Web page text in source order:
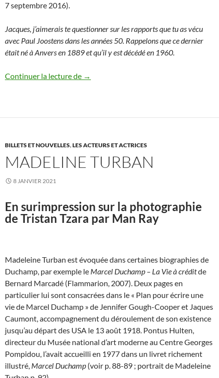
7 septembre 2016).
Jacques, j’aimerais te questionner sur les rapports que tu as vécu
avec Paul Joostens dans les années 50. Rappelons que ce dernier
était né à Anvers en 1889 et qu’il y est décédé en 1960.
Continuer la lecture de Jacques Lacomblez sur Paul Joostens
→
BILLETS ET NOUVELLES,LES ACTEURS ET ACTRICES
MADELINE TURBAN
8 JANVIER 2021
En surimpression sur la photographie
de Tristan Tzara par Man Ray
Madeleine Turban est évoquée dans certaines biographies de
Duchamp, par exemple le Marcel Duchamp – La Vie à créditde
Bernard Marcadé (Flammarion, 2007). Deux pages en
particulier lui sont consacrées dans le « Plan pour écrire une
vie de Marcel Duchamp » de Jennifer Gough-Cooper et Jaques
Caumont, accompagnement du déroulement de son existence
jusqu’au départ des USA le 13 août 1918. Pontus Hulten,
directeur du Musée national d’art moderne au Centre Georges
Pompidou, l’avait accueilli en 1977 dans un livret richement
illustré, Marcel Duchamp (voir p. 88-89 ; portrait de Madeleine